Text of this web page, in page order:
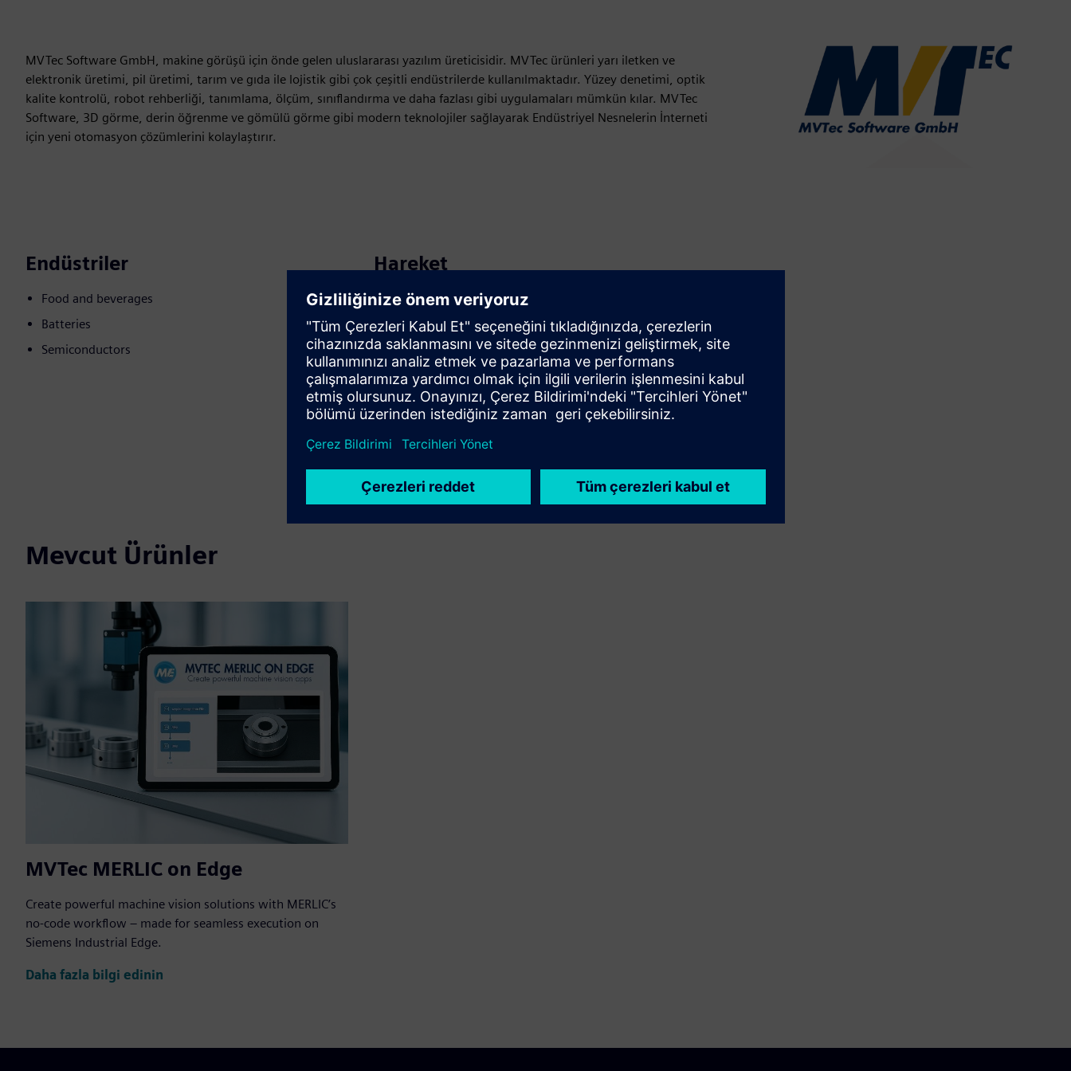
MVTec Software GmbH, makine görüşü için önde gelen uluslararası yazılım üreticisidir. MVTec ürünleri yarı iletken ve
elektronik üretimi, pil üretimi, tarım ve gıda ile lojistik gibi çok çeşitli endüstrilerde kullanılmaktadır. Yüzey denetimi, optik
kalite kontrolü, robot rehberliği, tanımlama, ölçüm, sınıflandırma ve daha fazlası gibi uygulamaları mümkün kılar. MVTec
Software, 3D görme, derin öğrenme ve gömülü görme gibi modern teknolojiler sağlayarak Endüstriyel Nesnelerin İnterneti
için yeni otomasyon çözümlerini kolaylaştırır.
Endüstriler
Food and beverages
Batteries
Semiconductors
Hareket
Build
Yeni bir ürün oluşturarak Siemens Xcelerator ürününü/
çözümünü genişletir veya geliştirir ya da Siemens
Xcelerator ürünü ile kendi ürününün entegrasyonu
yoluyla yeni bir müşteri çözümü oluşturur
Sell
donanımların yeniden satışını/ortak satışını gerçekleştirin
Mevcut Ürünler
MVTec MERLIC on Edge
Create powerful machine vision solutions with MERLIC’s
no-code workflow – made for seamless execution on
Siemens Industrial Edge.
Daha fazla bilgi edinin